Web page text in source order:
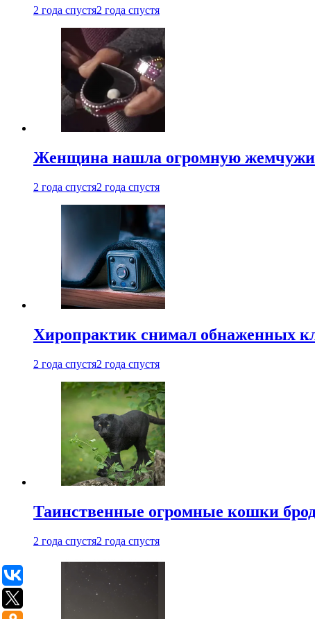
2 года спустя2 года спустя
Женщина нашла огромную
2 года спустя2 года спустя
Хиропрактик снимал обнаженных
2 года спустя2 года спустя
Таинственные огромные кошки
2 года спустя2 года спустя